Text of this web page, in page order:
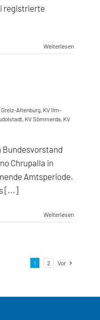
registrierte
Weiterlesen
Greiz-Altenburg, KV Ilm-
, KV Sömmerda, KV
Bundesvorstand
Chrupalla in
Amtsperiode.
[...]
Weiterlesen
1 2 Vor